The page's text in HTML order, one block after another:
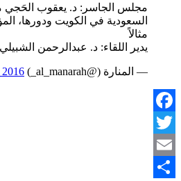
مجلس الجاسر: د. يعقوب الحَجي
السعودية في الكويت ودورها،
مثالاً
يدير اللقاء: د. عبدالرحمن الشبيلي
— المنارة (@al_manarah_) 2016
Facebook
Twitter
Email